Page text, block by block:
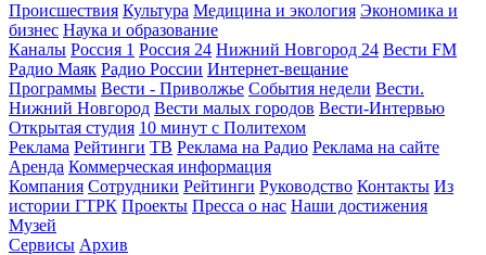
Происшествия Культура Медицина и экология Экономика и
бизнес Наука и образование
Каналы Россия 1 Россия 24 Нижний Новгород 24 Вести FM
Радио Маяк Радио России Интернет-вещание
Программы Вести - Приволжье События недели Вести.
Нижний Новгород Вести малых городов Вести-Интервью
Открытая студия 10 минут с Политехом
Реклама Рейтинги ТВ Реклама на Радио Реклама на сайте
Аренда Коммерческая информация
Компания Сотрудники Рейтинги Руководство Контакты Из
истории ГТРК Проекты Пресса о нас Наши достижения
Музей
Сервисы Архив